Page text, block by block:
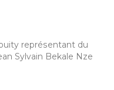
représentant du
Sylvain Bekale Nze